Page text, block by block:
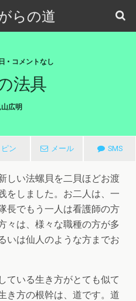
らの道
• コメントなし
法具
広明
ピン メール SMS
しい法螺貝を二貝ほどお渡
をしました。お二人は、一
長でもう一人は看護師の方
々は、様々な職種の方が多
いは仙人のような方までお
ている生き方がとても似て
き方の根幹は、道です。道